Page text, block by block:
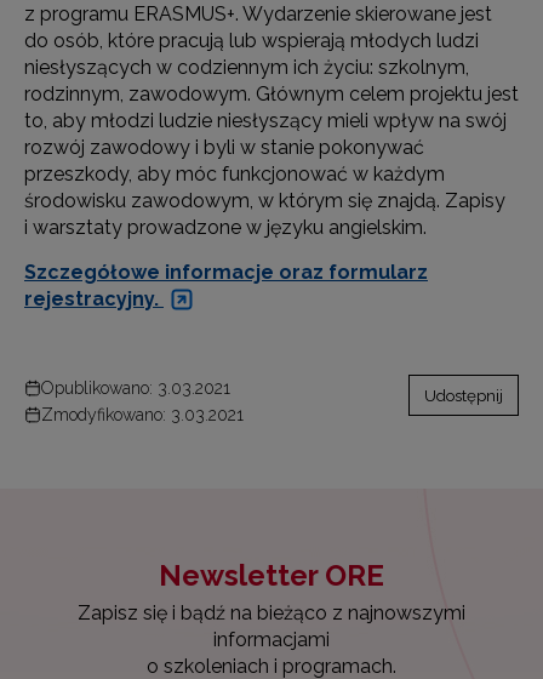
z programu ERASMUS+. Wydarzenie skierowane jest
do osób, które pracują lub wspierają młodych ludzi
niesłyszących w codziennym ich życiu: szkolnym,
rodzinnym, zawodowym. Głównym celem projektu jest
to, aby młodzi ludzie niesłyszący mieli wpływ na swój
rozwój zawodowy i byli w stanie pokonywać
przeszkody, aby móc funkcjonować w każdym
środowisku zawodowym, w którym się znajdą. Zapisy
i warsztaty prowadzone w języku angielskim.
Szczegółowe informacje oraz formularz
rejestracyjny.
Opublikowano: 3.03.2021
Zmodyfikowano: 3.03.2021
Udostępnij
Newsletter ORE
Zapisz się i bądź na bieżąco z najnowszymi
informacjami
o szkoleniach i programach.